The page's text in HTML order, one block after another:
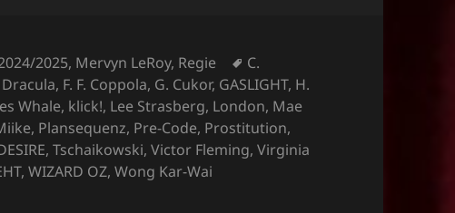
2025, Mervyn LeRoy, Regie Schlagwörter
C.
Dracula, F. F. Coppola, G. Cukor, GASLIGHT, H.
Whale, klick!, Lee Strasberg, London, Mae
, Plansequenz, Pre-Code, Prostitution,
,Tschaikowski,Victor Fleming,Virginia
,WIZARD OZ,Wong Kar-Wai